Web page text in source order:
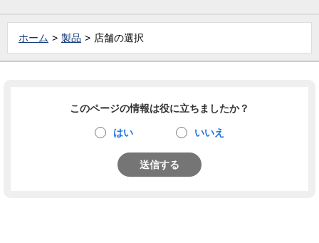
ホーム 製品 店舗の選択
このページの情報は役に立ちましたか？
はい いいえ
送信する